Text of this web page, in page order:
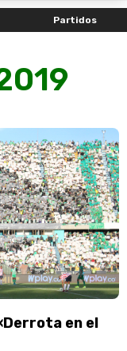
Partidos
en el